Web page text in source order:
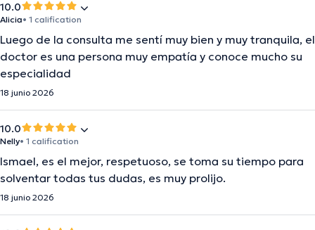
10.0
Alicia• 1 calification
Luego de la consulta me sentí muy bien y muy tranquila, el
doctor es una persona muy empatía y conoce mucho su
especialidad
18 junio 2026
10.0
Nelly• 1 calification
Ismael, es el mejor, respetuoso, se toma su tiempo para
solventar todas tus dudas, es muy prolijo.
18 junio 2026